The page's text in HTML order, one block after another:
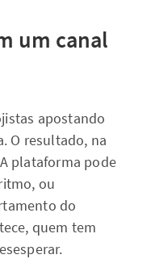
um canal
apostando
O resultado, na
plataforma pode
ou
do
quem tem